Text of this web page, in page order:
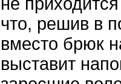
что, решив в
вместо брюк
выставит